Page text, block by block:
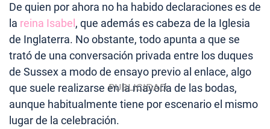
De quien por ahora no ha habido declaraciones es de
la reina Isabel , que además es cabeza de la Iglesia
de Inglaterra. No obstante, todo apunta a que se
trató de una conversación privada entre los duques
de Sussex a modo de ensayo previo al enlace, algo
que suele realizarse en la mayoría de las bodas,
aunque habitualmente tiene por escenario el mismo
lugar de la celebración.